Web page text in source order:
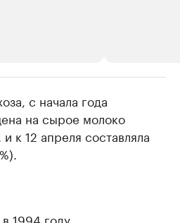
бизнеса на РБК
и развивайте личные
Крупнейшие
продавцы
с начала года
на сырое молоко
к 12 апреля составляла
1994 году